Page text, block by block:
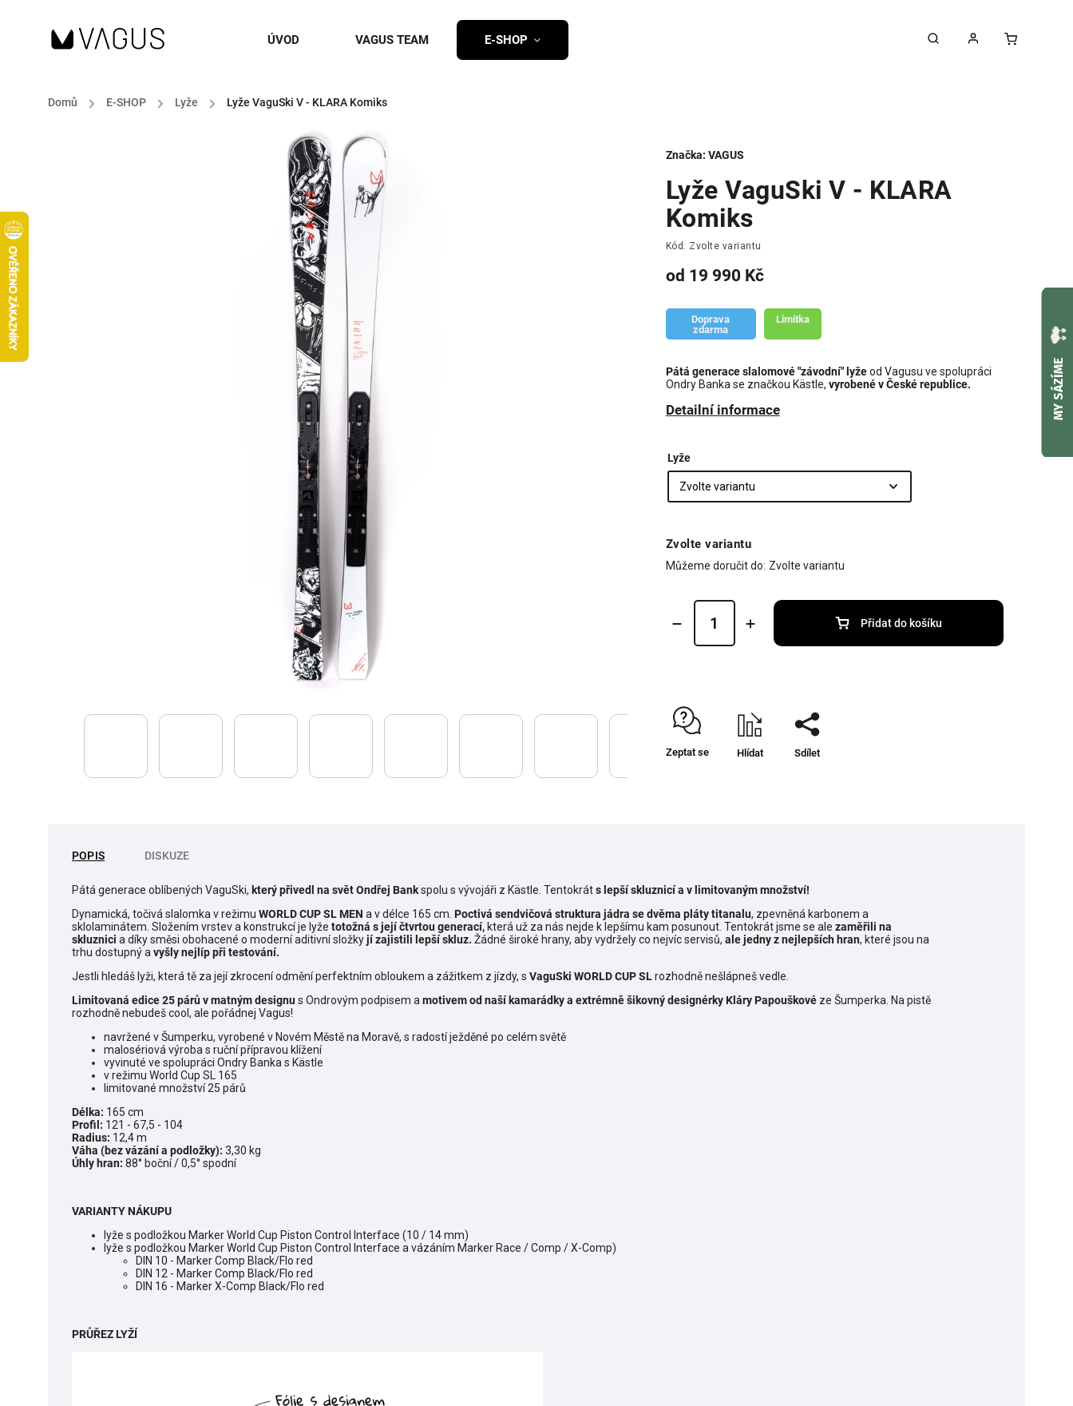
ÚVOD VAGUS TEAM E-SHOP
Domů / E-SHOP / Lyže / Lyže VaguSki V - KLARA Komiks
Lyže VaguSki V - KLARA
Komiks
Kód: Zvolte variantu
od 19 990 Kč
Pátá generace slalomové "závodní" lyžeod Vagusu ve spolupráci
Ondry Banka se značkou Kästle, vyrobené v České republice.
Detailní informace
Doprava
zdarma
Limitka
Značka: VAGUS
Lyže
Zvolte variantu
Můžeme doručit do: Zvolte variantu
Přidat do košíku
Zeptat se Hlídat Sdílet
POPIS DISKUZE
Pátá generace oblíbených VaguSki, který přivedl na svět Ondřej Bankspolu s vývojáři z Kästle. Tentokráts lepší skluznicí a v limitovaným množství!
Dynamická, točivá slalomka v režimu WORLD CUP SL MEN a v délce 165 cm. Poctivá sendvičová struktura jádra se dvěma pláty titanalu, zpevněná karbonem a
sklolaminátem. Složením vrstev a konstrukcí je lyže totožná s její čtvrtou generací, kteráuž za nás nejde k lepšímu kam posunout. Tentokrát jsme se ale zaměřili na
skluznici a díky směsi obohacené o moderní aditivní složkyjí zajistili lepší skluz. Žádné široké hrany, aby vydržely co nejvíc servisů, ale jedny z nejlepších hran, které jsou na
trhu dostupný avyšly nejlíp při testování.
Jestli hledáš lyži, která tě za její zkrocení odmění perfektním obloukem a zážitkem z jízdy, s VaguSki WORLD CUPSLrozhodně nešlápneš vedle.
Limitovaná edice 25 párů v matným designus Ondrovým podpisem amotivem od naší kamarádky a extrémně šikovný designérky Kláry Papouškové ze Šumperka. Na pistě
rozhodně nebudeš cool, ale pořádnej Vagus!
navržené v Šumperku, vyrobené v Novém Městě na Moravě, s radostí ježděné po celém světě
malosériová výroba s ruční přípravou klížení
vyvinuté ve spolupráci Ondry Banka s Kästle
v režimu World Cup SL 165
limitované množství 25 párů
Délka: 165 cm
Profil: 121 - 67,5 - 104
Radius: 12,4 m
Váha (bez vázání a podložky): 3,30 kg
Úhly hran: 88° boční / 0,5° spodní
VARIANTY NÁKUPU
lyže s podložkou Marker World Cup Piston Control Interface (10 / 14 mm)
lyže s podložkou Marker World Cup Piston Control Interface a vázáním Marker Race / Comp / X-Comp)
DIN 10 - Marker Comp Black/Flo red
DIN 12 - Marker Comp Black/Flo red
DIN 16 - Marker X-Comp Black/Flo red
PRŮŘEZ LYŽÍ
MY SÁZÍME